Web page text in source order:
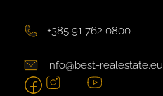
+385 91 762 0800
info@best-realestate.eu